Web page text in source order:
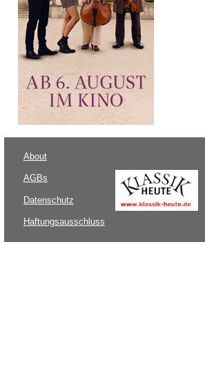
About
AGBs
Datenschutz
Haftungsausschluss